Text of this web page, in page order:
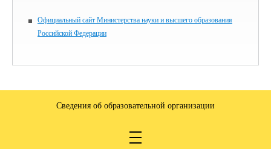
Официальный сайт Министерства науки и высшего образования
Российской Федерации
Сведения об образовательной организации